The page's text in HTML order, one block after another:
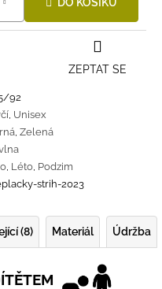
92
, Unisex
, Zelená
, Léto, Podzim
strih-2023
ZEPTAT SE
(8) Materiál Údržba